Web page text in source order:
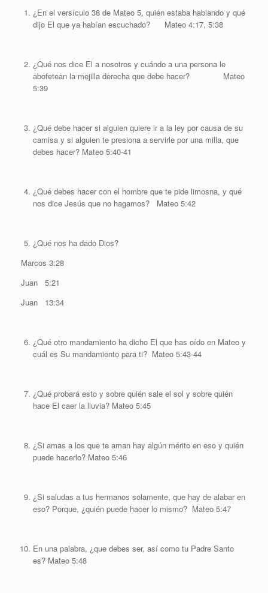
¿En el versículo 38 de Mateo 5, quién estaba hablando y qué
dijo El que ya habían escuchado? Mateo 4:17, 5:38
¿Qué nos dice El a nosotros y cuándo a una persona le
abofetean la mejilla derecha que debe hacer? Mateo
5:39
¿Qué debe hacer si alguien quiere ir a la ley por causa de su
camisa y si alguien te presiona a servirle por una milla, que
debes hacer? Mateo 5:40-41
¿Qué debes hacer con el hombre que te pide limosna, y qué
nos dice Jesús que no hagamos? Mateo 5:42
¿Qué nos ha dado Dios?
Marcos 3:28
Juan 5:21
Juan 13:34
¿Qué otro mandamiento ha dicho El que has oído en Mateo y
cuál es Su mandamiento para ti? Mateo 5:43-44
¿Qué probará esto y sobre quién sale el sol y sobre quién
hace El caer la lluvia? Mateo 5:45
¿Si amas a los que te aman hay algún mérito en eso y quién
puede hacerlo? Mateo 5:46
¿Si saludas a tus hermanos solamente, que hay de alabar en
eso? Porque, ¿quién puede hacer lo mismo? Mateo 5:47
En una palabra, ¿que debes ser, así como tu Padre Santo
es? Mateo 5:48